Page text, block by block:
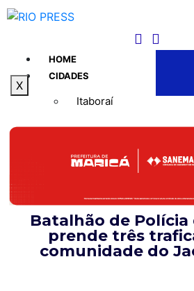
HOME
CIDADES
Itaboraí
Rio de Janeiro
GERAL
POLÍTICA
X
Batalhão de Polícia
prende três
comunidade do